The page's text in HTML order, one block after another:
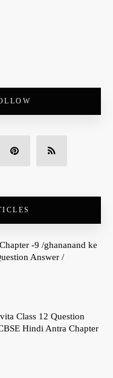
-9 /ghananand ke
Answer /
Class 12 Question
Hindi Antra Chapter